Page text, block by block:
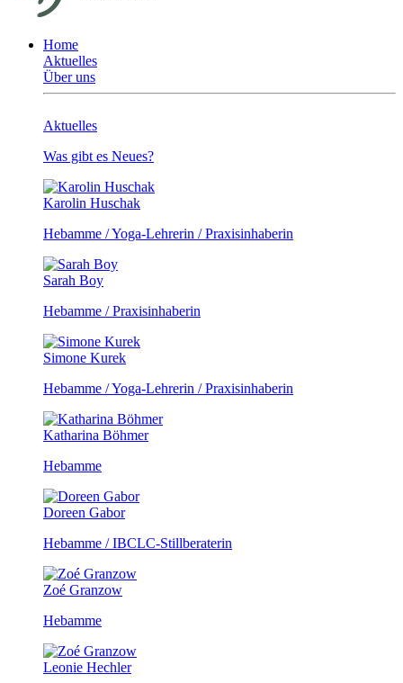
Home
Aktuelles
Über uns
Aktuelles
Was gibt es Neues?
Karolin Huschak
Hebamme / Yoga-Lehrerin / Praxisinhaberin
Sarah Boy
Hebamme / Praxisinhaberin
Simone Kurek
Hebamme / Yoga-Lehrerin / Praxisinhaberin
Katharina Böhmer
Hebamme
Doreen Gabor
Hebamme / IBCLC-Stillberaterin
Zoé Granzow
Hebamme
Leonie Hechler